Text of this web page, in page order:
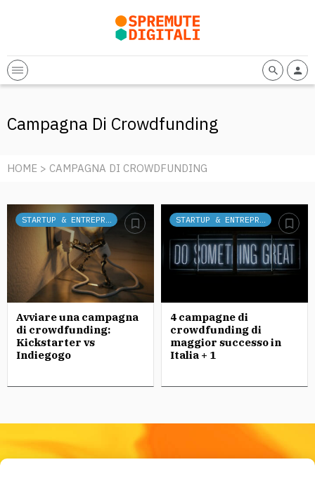
Campagna Di Crowdfunding
HOME > CAMPAGNA DI CROWDFUNDING
STARTUP & ENTREPRENEURSHIP
Avviare una campagna
di crowdfunding:
Kickstarter vs
Indiegogo
STARTUP & ENTREPRENEURSHIP
4 campagne di
crowdfunding di
maggior successo in
Italia + 1